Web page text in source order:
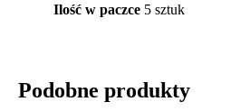
Ilość w paczce 5 sztuk
Podobne produkty